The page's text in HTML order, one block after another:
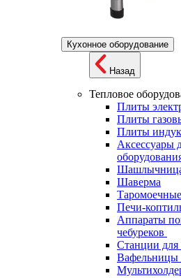
Кухонное оборудование
Назад
Тепловое
Плиты
Плиты
Плиты
Аксессуары
Шаверма
Печи-
Аппараты
чебуреков
Станции для